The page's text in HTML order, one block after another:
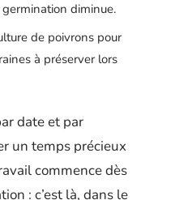
diminue.
de poivrons pour
à préserver lors
date et par
un temps précieux
commence dès
: c’est là, dans le